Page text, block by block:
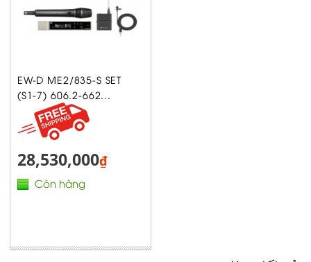
EW-D ME2/835-S SET
(S1-7) 606.2-662...
28,530,000₫
Còn hàng